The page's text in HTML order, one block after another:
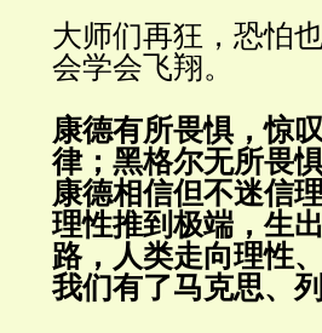
大师们再狂，恐怕
会学会飞翔。
康德有所畏惧，惊
律；黑格尔无所畏
康德相信但不迷信
理性推到极端，生
路，人类走向理性
我们有了马克思、